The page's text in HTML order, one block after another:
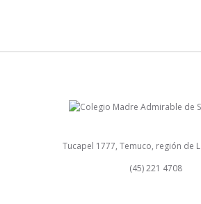
Tucapel 1777, Temuco, región de
(45) 221 4708